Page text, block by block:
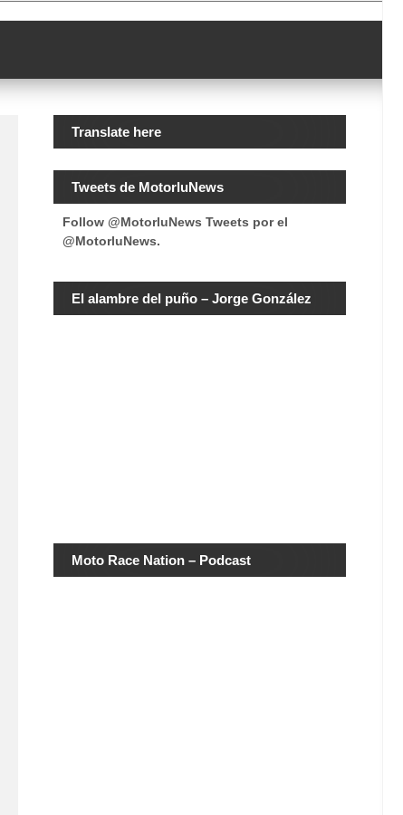
Translate here
Tweets de MotorluNews
Follow @MotorluNews Tweets por el
@MotorluNews.
El alambre del puño – Jorge González
Moto Race Nation – Podcast